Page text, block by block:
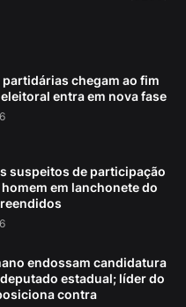
chegam ao fim
entra em nova fase
suspeitos de participação
em lanchonete do
endossam candidatura
estadual; líder do
contra